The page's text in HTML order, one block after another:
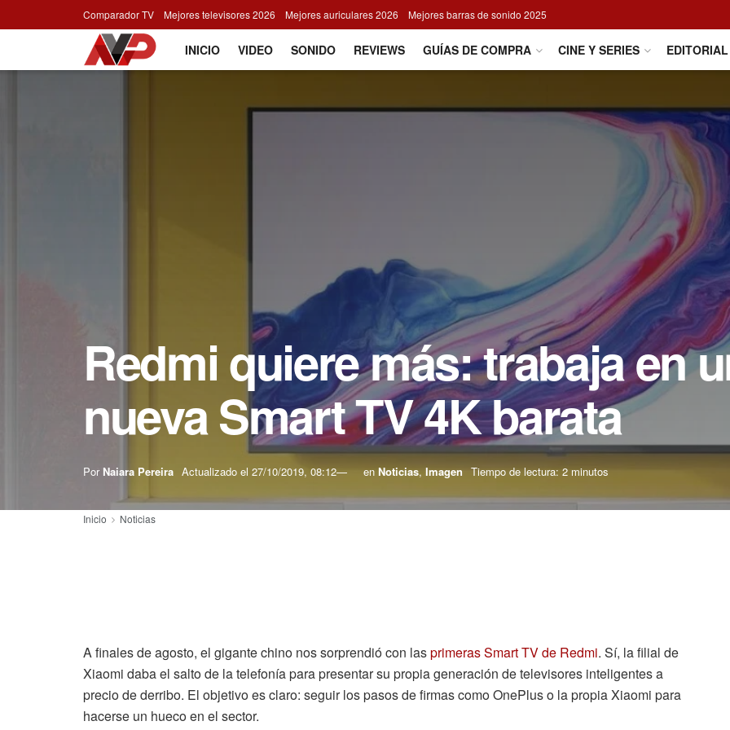
Comparador TV Mejores televisores 2026 Mejores auriculares 2026 Mejores barras de sonido 2025
INICIO VIDEO SONIDO REVIEWS GUÍAS DE COMPRA CINE Y SERIES EDITORIAL
Redmi quiere más: trabaja en
nueva Smart TV 4K barata
Por Naiara Pereira Actualizado el 27/10/2019, 08:12 en Noticias, Imagen Tiempo de lectura: 2 minutos
Inicio Noticias
A finales de agosto, el gigante chino nos sorprendió con lasprimeras Smart TV de Redmi. Sí, la filial de
Xiaomi daba el salto de la telefonía para presentar su propia generación de televisores inteligentes a
precio de derribo. El objetivo es claro: seguir los pasos de firmas como OnePlus o la propia Xiaomi para
hacerse un hueco en el sector.